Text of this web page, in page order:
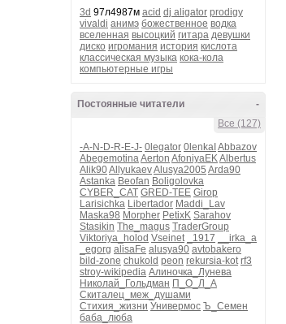
3d 97л4987м acid dj aligator prodigy
vivaldi анимэ божественное водка
вселенная высоцкий гитара девушки
диско игромания история кислота
классическая музыка кока-кола
компьютерные игры
-
Постоянные читатели
Все (127)
-A-N-D-R-E-J- 0legator 0lenkaI Abbazov
AbegemotinaAerton AfoniyaEKAlbertus
Alik90AllyukaevAlusya2005 Arda90
Astanka Beofan Boligolovka
CYBER_CAT GRED-TEE Girop
Larisichka Libertador Maddi_Lav
Maska98 Morpher PetixK Sarahov
Stasikin The_magus TraderGroup
Viktoriya_holod Vseinet _1917
__irka_a
_egorg alisaFe alusya90 avtobakero
bild-zone chukold peon rekursia-kot rf3
stroy-wikipedia Алиночка_Лунева
Николай_Гольдман П_О_Л_А
Скиталец_меж_душами
Стихия_жизни Универмос Ъ_Семен
баба_люба